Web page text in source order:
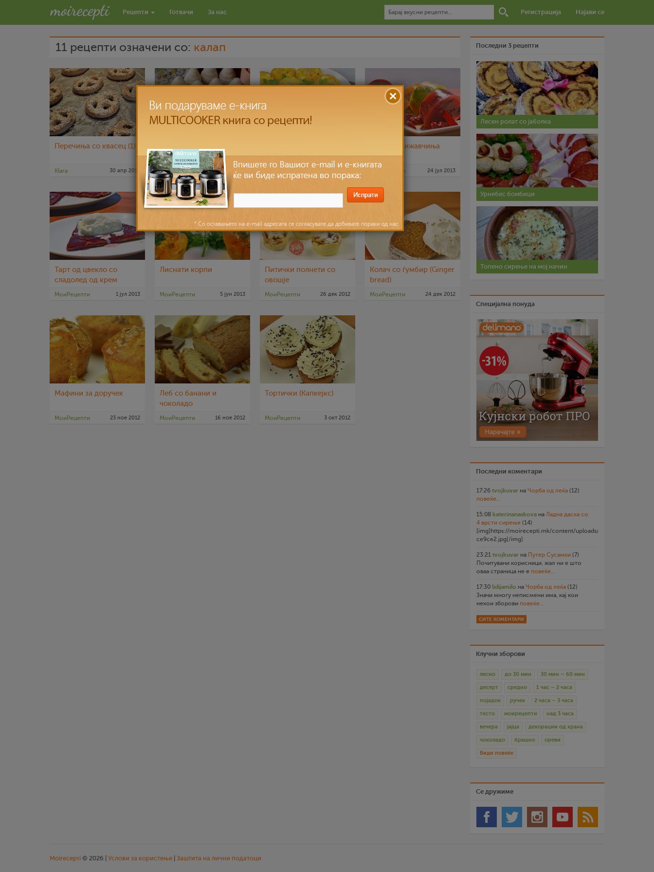
Рецепти Готвачи За нас Регистрација Најави се
11 рецепти означени со: калап
Перечиња со квасец (1)
Klara 30 апр 2015 Klara 20 јан 2015
тиквички и моркови
МоиРецепти 11 јун 2014
Овошни лижавчиња
МоиРецепти 24 јул 2013
Тарт од цвекло со
сладолед од крем
сирење
МоиРецепти 1 јул 2013
Лиснати корпи
МоиРецепти 5 јун 2013
Питички полнети со
овошје
МоиРецепти 26 дек 2012
Колач со ѓумбир (Ginger
bread)
МоиРецепти 24 дек 2012
Мафини за доручек
МоиРецепти 23 ное 2012
Леб со банани и
чоколадо
МоиРецепти 16 ное 2012
Тортички (Капкејкс)
МоиРецепти 3 окт 2012
Последни 3 рецепти
Лесен ролат со јаболка
Урнебес бомбици
Топено сирење на мој начин
Специјална понуда
Последни коментари
17:26 tvojkuvar на Чорба од леќа (12)
повеќе...
15:08 katerinanaskova на Ладна даска со
4 врсти сирење (14)
[img]https://moirecepti.mk/content/uploads/2026/07/
ce9ce2.jpg[/img]
23:21 tvojkuvar на Путер Сусамки (7)
Почитувани корисници, жал ни е што
оваа страница не е повеќе...
17:30 lidijamilo на Чорба од леќа (12)
Значи многу неписмени има, кај кои
некои зборови повеќе...
СИТЕ КОМЕНТАРИ
Клучни зборови
лесно до 30 мин 30 мин – 60 мин
десерт средно 1 час – 2 часа
појадок ручек 2 часа – 3 часа
тесто моирецепти над 3 часа
вечера јајца декорации од храна
чоколадо брашно ореви
Види повеќе
Се дружиме
Moirecepti © 2026 | Услови за користење Заштита на лични податоци